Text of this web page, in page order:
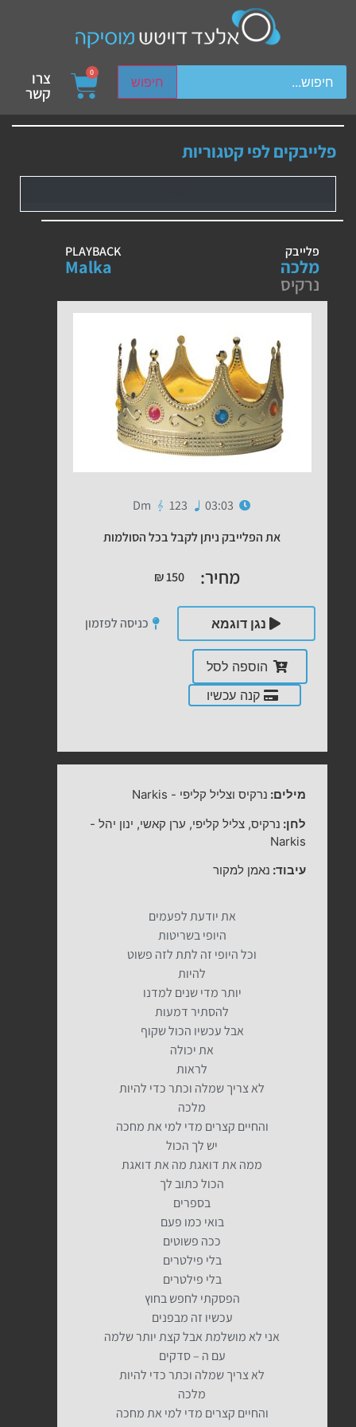
חיפוש
device users, explore by touch or with swipe gestures.
0 צרו
קשר
פלייבקים לפי קטגוריות
פלייבק
מלכה
נרקיס
PLAYBACK
Malka
03:03
123
Dm
את הפלייבק ניתן לקבל בכל הסולמות
מחיר: ₪150
נגן דוגמא כניסה לפזמון
הוספה לסל
קנה עכשיו
מילים: נרקיס וצליל קליפי -
Narkis
לחן: נרקיס, צליל קליפי, ערן קאשי, ינון יהל -
Narkis
עיבוד: נאמן למקור
את יודעת לפעמים
היופי בשריטות
וכל היופי זה לתת לזה פשוט
להיות
יותר מדי שנים למדנו
להסתיר דמעות
אבל עכשיו הכול שקוף
את יכולה
לראות
לא צריך שמלה וכתר כדי להיות
מלכה
והחיים קצרים מדי למי את מחכה
יש לך הכול
ממה את דואגת מה את דואגת
הכול כתוב לך
בספרים
בואי כמו פעם
ככה פשוטים
בלי פילטרים
בלי פילטרים
הפסקתי לחפש בחוץ
עכשיו זה מבפנים
אני לא מושלמת אבל קצת יותר שלמה
עם ה – סדקים
לא צריך שמלה וכתר כדי להיות
מלכה
והחיים קצרים מדי למי את מחכה